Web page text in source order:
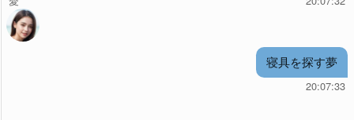
寝具を探す夢
20:07:33